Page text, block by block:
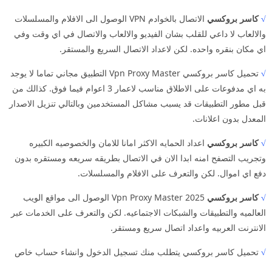
√ كاسر بروكسي
الاتصال بالخوادم VPN الوصول الى الافلام والمسلسلات
والالعاب لا داعي للقلب بشان الفيديو والالعاب والاتصال في اي وقت وفي
اي مكان بنقره واحده. لكن لاعداد الاتصال السريع والمستقر.
√
تحميل كاسر بروكسي Vpn Proxy Master التطبيق مجاني تماما لا يوجد
به اي مدفوعات على الاطلاق مناسب لاعمار 3 اعوام فيما فوق. كذالك من
قبل مطور التطبيقات قد يسبب مشاكل المستخدمين وبالتالي تنزيل الاصدار
المعدل بدون اعلانات.
√ كاسر بروكسي اعداد الحمايه الاكثر امانا للامان والخصوصيه الكبيره
وتجريب التصفح امنه ابدا الان في الاتصال بطريقه سريعه ومستقره بدون
دفع اي اموال. لكن والتعرف على الافلام والمسلسلات.
√ كاسر بروكسي
2025 Vpn Proxy Master الوصول الى مواقع الويب
العالميه والتطبيقات والشبكات الاجتماعيه. لكن والتعرف على الخدمات عبر
الانترنت العربيه واعداد اتصال سريع ومستقر.
√ تحميل كاسر بروكسي يتطلب منك تسجيل الدخول وانشاء حساب خاص